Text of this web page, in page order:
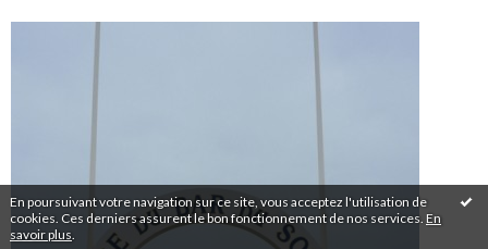
En poursuivant votre navigation sur ce site, vous acceptez l'utilisation de
cookies. Ces derniers assurent le bon fonctionnement de nos services. En
savoir plus